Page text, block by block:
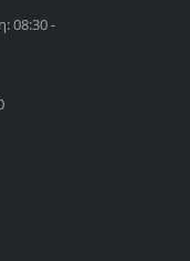
08:30 -